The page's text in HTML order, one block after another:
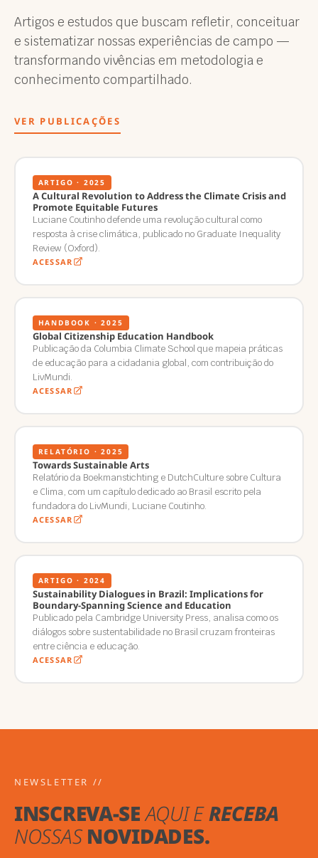
Artigos e estudos que buscam refletir, conceituar
e sistematizar nossas experiências de campo —
transformando vivências em metodologia e
conhecimento compartilhado.
VER PUBLICAÇÕES
ARTIGO · 2025
A Cultural Revolution to Address the Climate Crisis and
Promote Equitable Futures
Luciane Coutinho defende uma revolução cultural como
resposta à crise climática, publicado no Graduate Inequality
Review (Oxford).
ACESSAR
HANDBOOK · 2025
Global Citizenship Education Handbook
Publicação da Columbia Climate School que mapeia práticas
de educação para a cidadania global, com contribuição do
LivMundi.
ACESSAR
RELATÓRIO · 2025
Towards Sustainable Arts
Relatório da Boekmanstichting e DutchCulture sobre Cultura
e Clima, com um capítulo dedicado ao Brasil escrito pela
fundadora do LivMundi, Luciane Coutinho.
ACESSAR
ARTIGO · 2024
Sustainability Dialogues in Brazil: Implications for
Boundary-Spanning Science and Education
Publicado pela Cambridge University Press, analisa como os
diálogos sobre sustentabilidade no Brasil cruzam fronteiras
entre ciência e educação.
ACESSAR
NEWSLETTER //
INSCREVA-SEAQUI ERECEBA
NOSSAS NOVIDADES.